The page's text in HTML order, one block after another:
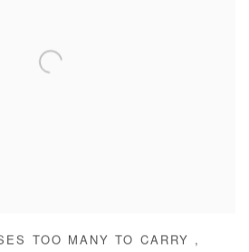
TOO MANY TO CARRY ,